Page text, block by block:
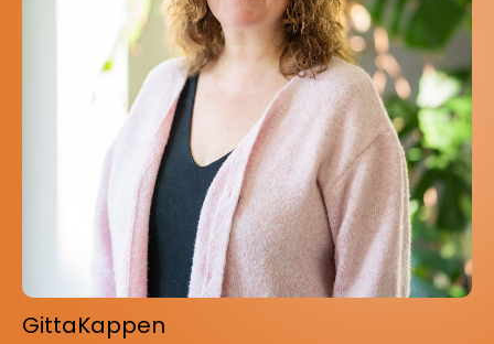
GittaKappen